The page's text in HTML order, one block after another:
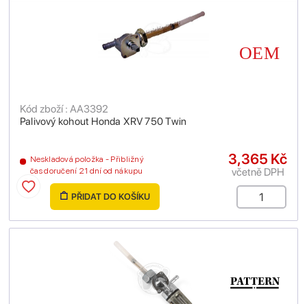
Palivový kohout Honda XRV 750 Twin
Kód zboží : AA3392
Neskladová položka - Přibližný
čas doručení 21 dní od nákupu
3,365 Kč
včetně DPH
PŘIDAT DO KOŠÍKU